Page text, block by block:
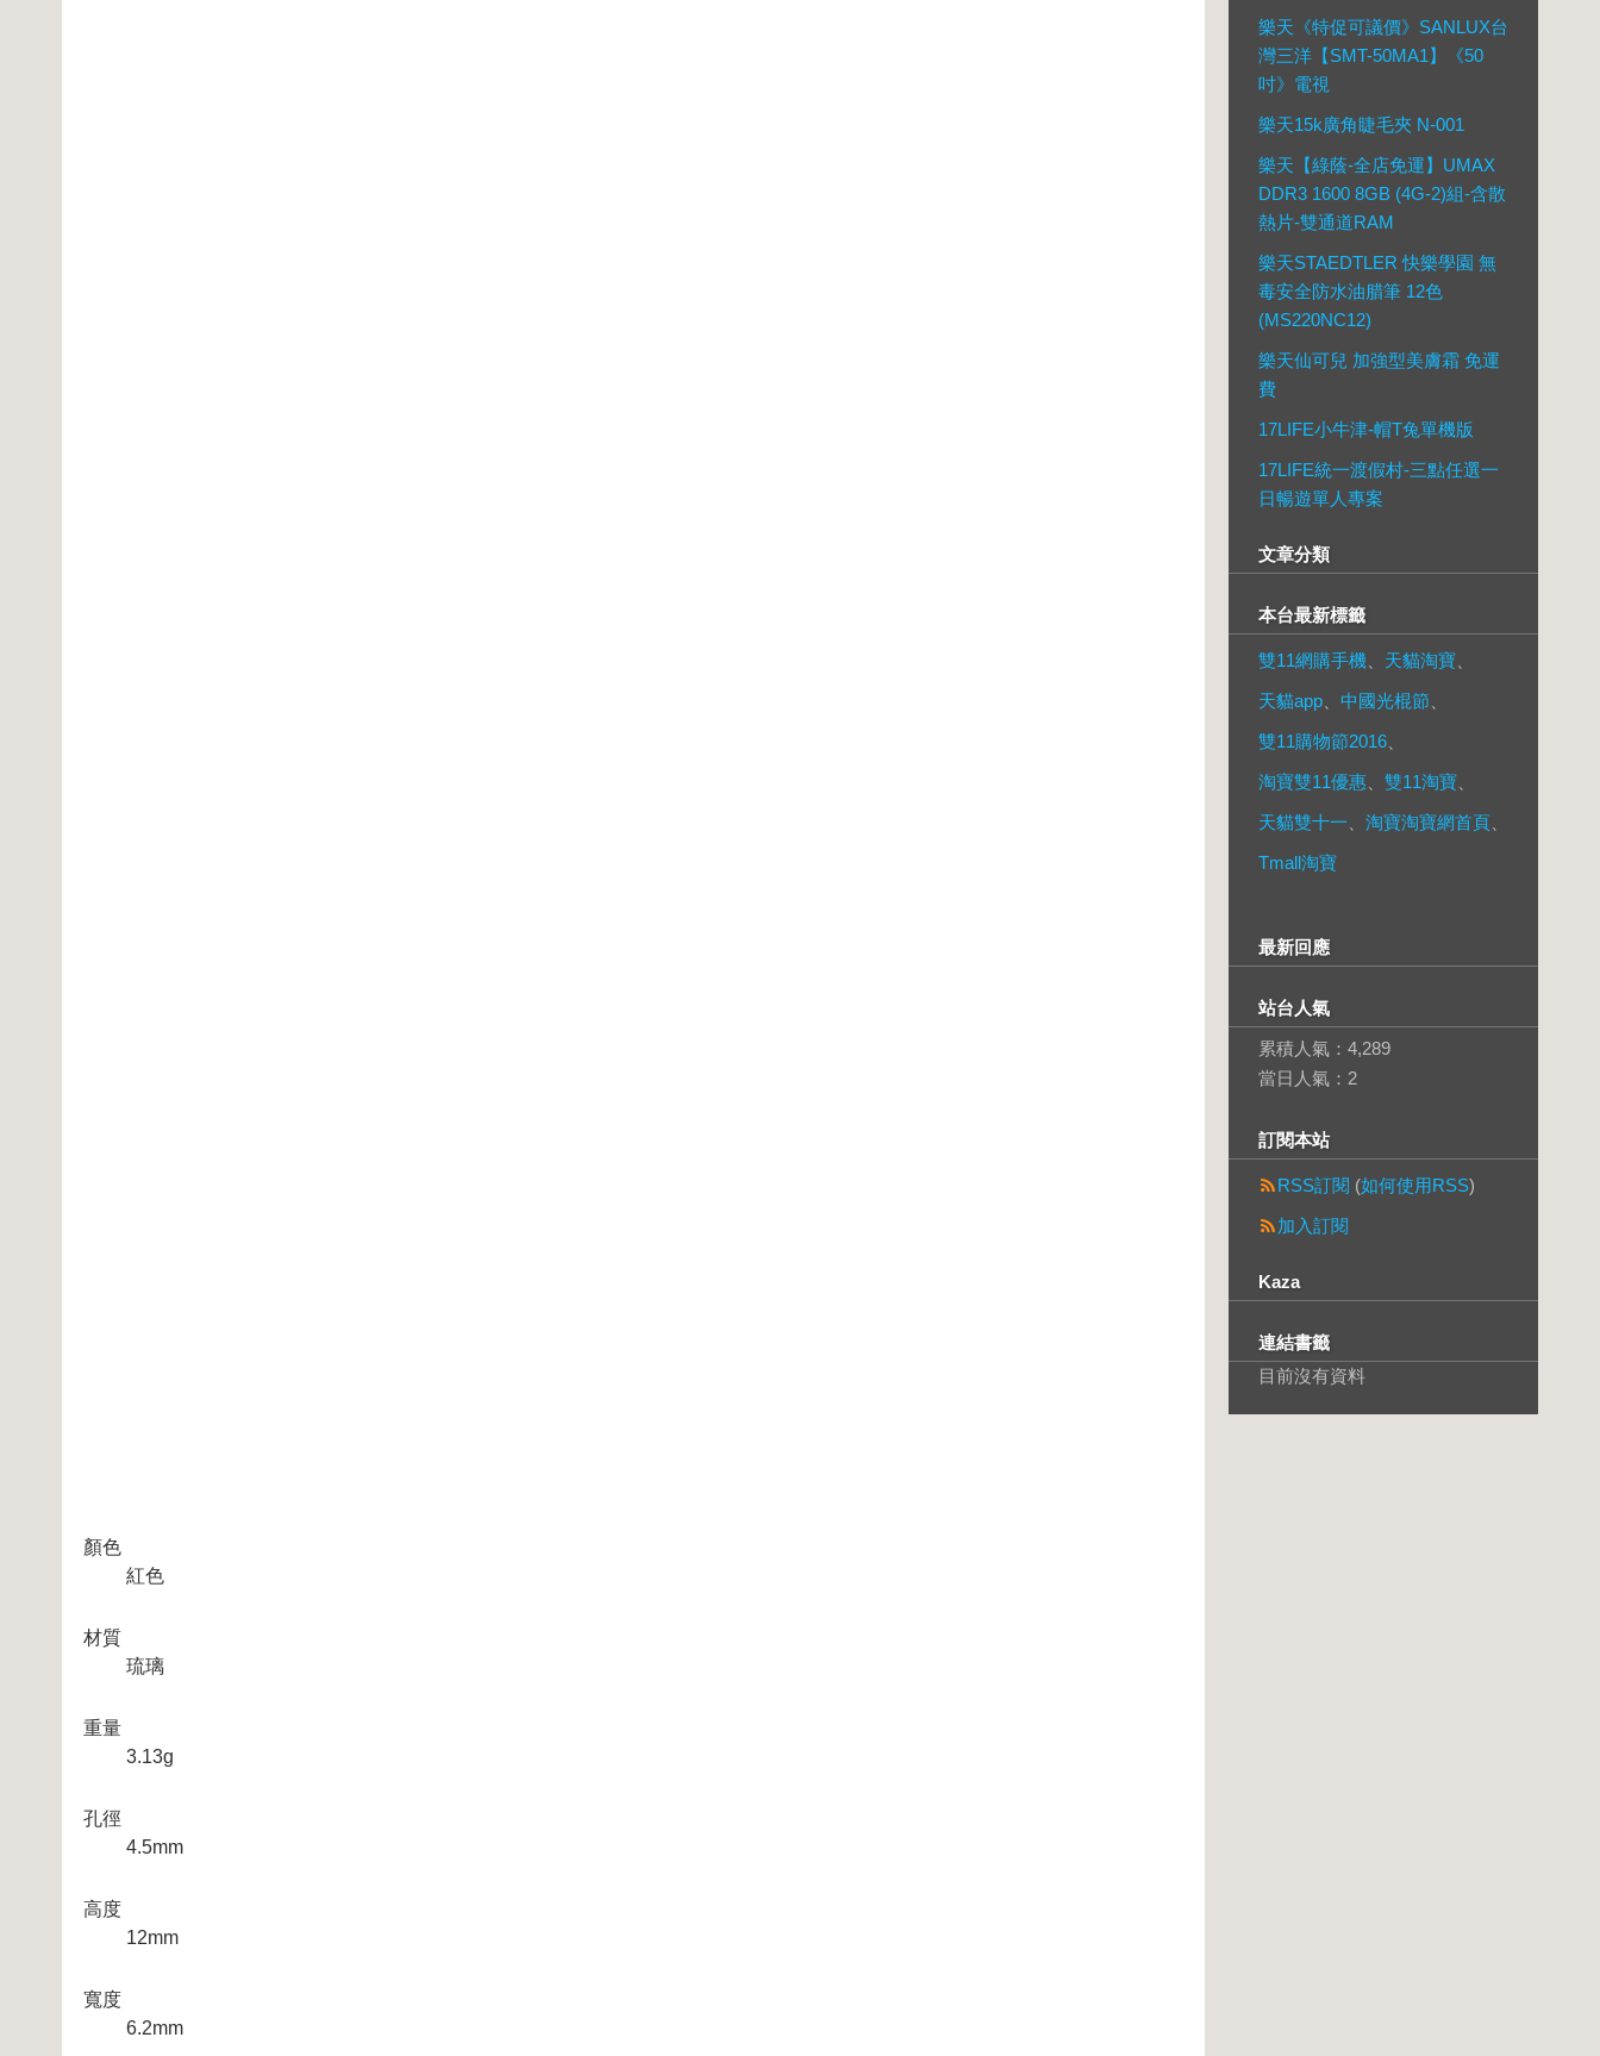
顏色
紅色
材質
琉璃
重量
3.13g
孔徑
4.5mm
高度
12mm
寬度
6.2mm
樂天《特促可議價》SANLUX台
灣三洋【SMT-50MA1】《50
吋》電視
樂天15k廣角睫毛夾 N-001
樂天【綠蔭-全店免運】UMAX
DDR3 1600 8GB (4G-2)組-含散
熱片-雙通道RAM
樂天STAEDTLER 快樂學園 無
毒安全防水油腊筆 12色
(MS220NC12)
樂天仙可兒 加強型美膚霜 免運
費
17LIFE小牛津-帽T兔單機版
17LIFE統一渡假村-三點任選一
日暢遊單人專案
文章分類
本台最新標籤
雙11網購手機 天貓淘寶
天貓app
中國光棍節
雙11購物節2016
淘寶雙11優惠
雙11淘寶
天貓雙十一
淘寶淘寶網首頁
Tmall淘寶
最新回應
站台人氣
累積人氣： 4,289
當日人氣： 2
訂閱本站
RSS訂閱 (如何使用RSS)
加入訂閱
Kaza
連結書籤
目前沒有資料